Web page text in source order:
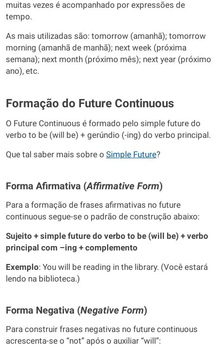
muitas vezes é acompanhado por expressões de
tempo.
As mais utilizadas são: tomorrow (amanhã); tomorrow
morning (amanhã de manhã); next week (próxima
semana); next month (próximo mês); next year (próximo
ano), etc.
Formação do Future Continuous
O Future Continuous é formado pelo simple future do
verbo to be (will be) + gerúndio (-ing) do verbo principal.
Que tal saber mais sobre o Simple Future?
Forma Afirmativa (Affirmative Form)
Para a formação de frases afirmativas no future
continuous segue-se o padrão de construção abaixo:
Sujeito + simple future do verbo to be (will be) + verbo
principal com –ing + complemento
Exemplo: You will be reading in the library. (Você estará
lendo na biblioteca.)
Forma Negativa (Negative Form)
Para construir frases negativas no future continuous
acrescenta-se o “not” após o auxiliar “will”: